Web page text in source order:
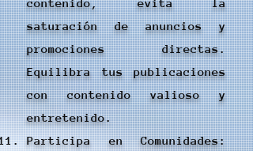
contenido, evita la
saturación de anuncios y
promociones directas.
Equilibra tus publicaciones
con contenido valioso y
entretenido.
Participa en Comunidades: